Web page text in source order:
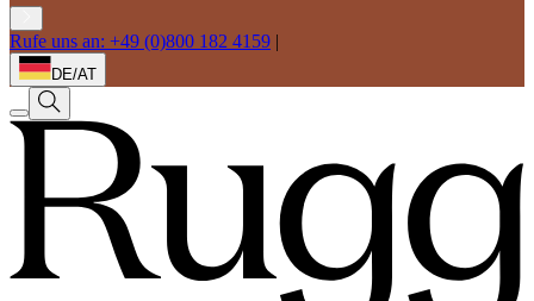
Rufe uns an: +49 (0)800 182 4159 |
DE/AT